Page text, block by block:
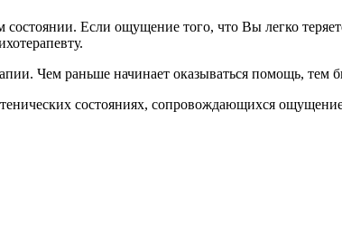
Если ощущение того, что Вы легко
Чем раньше начинает оказываться помощь, тем
состояниях, сопровождающихся